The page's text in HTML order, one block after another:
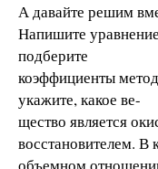
А давайте решим
Напишите
подберите
коэффициенты
укажите, какое ве-
щество является
восстановителем. В